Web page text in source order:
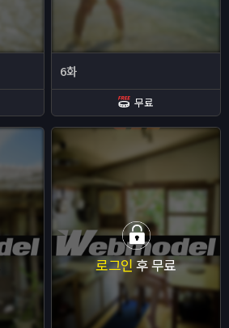
6화
무료
로그인후 무료